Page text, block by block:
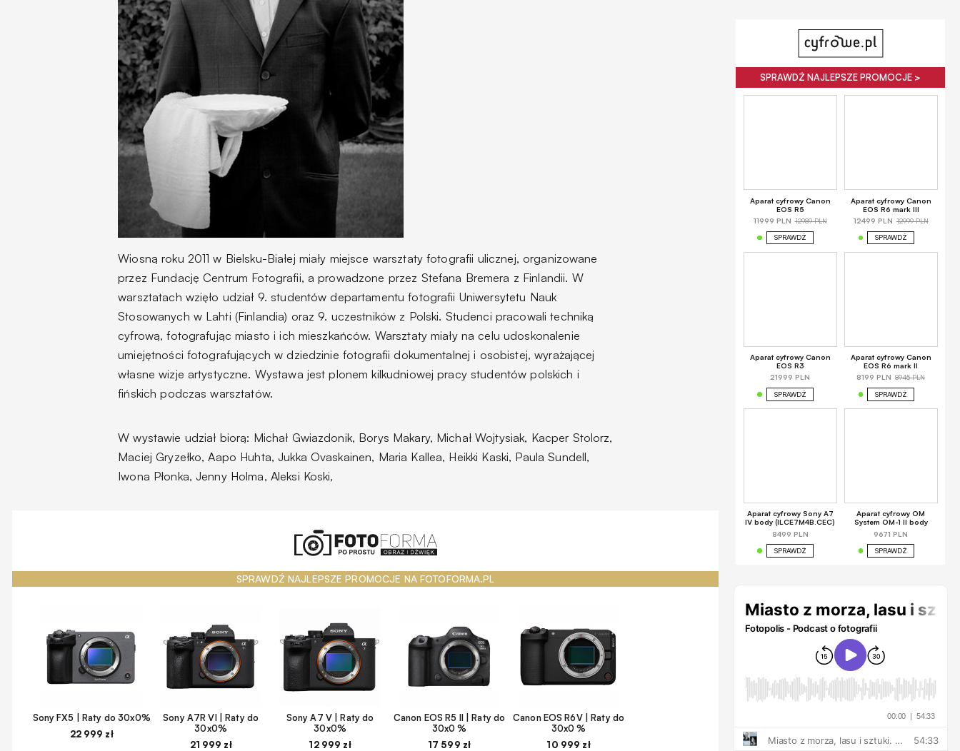
Wiosną roku 2011 w Bielsku-Białej miały miejsce warsztaty fotografii ulicznej, organizowane
przez Fundację Centrum Fotografii, a prowadzone przez Stefana Bremera z Finlandii. W
warsztatach wzięło udział 9. studentów departamentu fotografii Uniwersytetu Nauk
Stosowanych w Lahti (Finlandia) oraz 9. uczestników z Polski. Studenci pracowali techniką
cyfrową, fotografując miasto i ich mieszkańców. Warsztaty miały na celu udoskonalenie
umiejętności fotografujących w dziedzinie fotografii dokumentalnej i osobistej, wyrażającej
własne wizje artystyczne. Wystawa jest plonem kilkudniowej pracy studentów polskich i
fińskich podczas warsztatów.
W wystawie udział biorą: Michał Gwiazdonik, Borys Makary, Michał Wojtysiak, Kacper Stolorz,
Maciej Gryzełko, Aapo Huhta, Jukka Ovaskainen, Maria Kallea, Heikki Kaski, Paula Sundell,
Iwona Płonka, Jenny Holma, Aleksi Koski,
SPRAWDŹ NAJLEPSZE PROMOCJE NA FOTOFORMA.PL
Sony FX5 | Raty do 30x0%
22 999 zł
Sony A7R VI | Raty do
30x0%
21 999 zł
Sony A7 V | Raty do
30x0%
12 999 zł
Canon EOS R5 II | Raty do
30x0 %
17 599 zł
Canon EOS R6V | Raty do
30x0 %
10 999 zł
SPRAWDŹ NAJLEPSZE PROMOCJE >
Aparat cyfrowy Canon
EOS R5
11999 PLN 12989 PLN
SPRAWDŹ
Aparat cyfrowy Canon
EOS R6 mark III
12499 PLN 12999 PLN
SPRAWDŹ
Aparat cyfrowy Canon
EOS R3
21999 PLN
SPRAWDŹ
Aparat cyfrowy Canon
EOS R6 mark II
8199 PLN 8945 PLN
SPRAWDŹ
Aparat cyfrowy Sony A7
IV body (ILCE7M4B.CEC)
8499 PLN
SPRAWDŹ
Aparat cyfrowy OM
System OM-1 II body
9671 PLN
SPRAWDŹ